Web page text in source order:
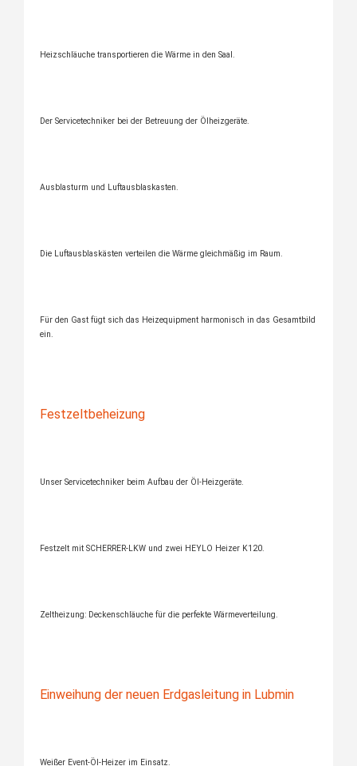
Heizschläuche transportieren die Wärme in den Saal.
Der Servicetechniker bei der Betreuung der Ölheizgeräte.
Ausblasturm und Luftausblaskasten.
Die Luftausblaskästen verteilen die Wärme gleichmäßig im Raum.
Für den Gast fügt sich das Heizequipment harmonisch in das Gesamtbild
ein.
Festzeltbeheizung
Unser Servicetechniker beim Aufbau der Öl-Heizgeräte.
Festzelt mit SCHERRER-LKW und zwei HEYLO Heizer K120.
Zeltheizung: Deckenschläuche für die perfekte Wärmeverteilung.
Einweihung der neuen Erdgasleitung in Lubmin
Weißer Event-Öl-Heizer im Einsatz.